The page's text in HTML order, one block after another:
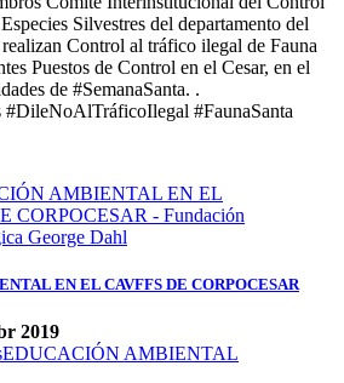
Silvestres del departamento del
Control al tráfico ilegal de Fauna
Puestos de Control en el Cesar, en el
de #SemanaSanta. .
#DileNoAlTráficoIlegal #FaunaSanta
EN EL CAVFFS DE CORPOCESAR
2019
EDUCACIÓN AMBIENTAL